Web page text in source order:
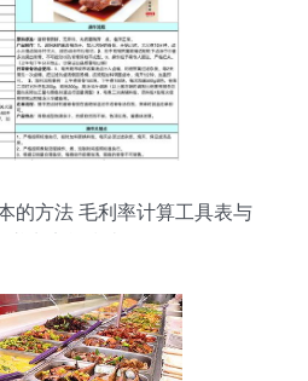
的方法 毛利率计算工具表与